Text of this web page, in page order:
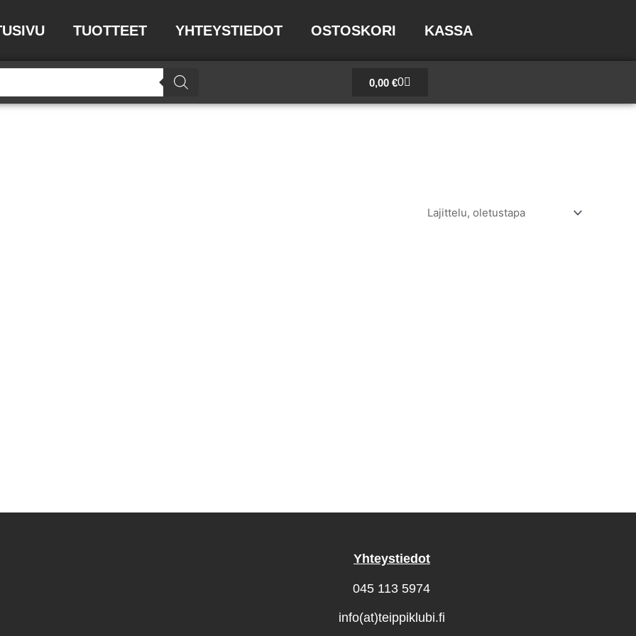
TUOTTEET YHTEYSTIEDOT OSTOSKORI KASSA
0,00 €0
Cart
Yhteystiedot
045 113 5974
info(at)teippiklubi.fi